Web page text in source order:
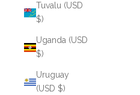
Tuvalu (USD
$)
Uganda (USD
$)
Uruguay
(USD $)